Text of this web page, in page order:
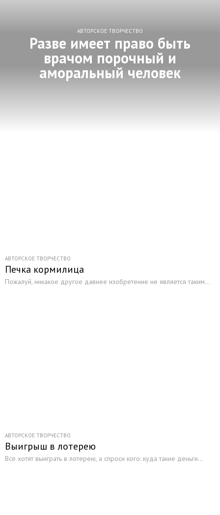
АВТОРСКОЕ ТВОРЧЕСТВО
Разве имеет право быть
врачом порочный и
аморальный человек
АВТОРСКОЕ ТВОРЧЕСТВО
Печка кормилица
Пожалуй, никакое другое давнее изобретение не является таким...
АВТОРСКОЕ ТВОРЧЕСТВО
Выигрыш в лотерею
Все хотят выиграть в лотерею, а спроси кого: куда такие деньги...